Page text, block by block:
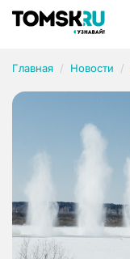
Главная Новости